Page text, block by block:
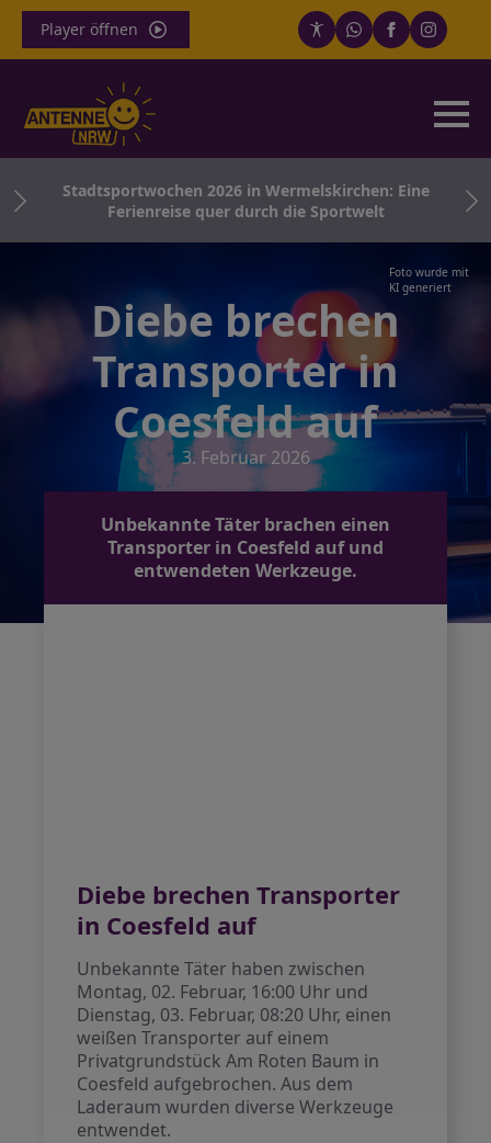
Player öffnen
Stadtsportwochen 2026 in Wermelskirchen: Eine
Ferienreise quer durch die Sportwelt
Foto wurde mit
KI generiert
Diebe brechen
Transporter in
Coesfeld auf
3. Februar 2026
Unbekannte Täter brachen einen
Transporter in Coesfeld auf und
entwendeten Werkzeuge.
Diebe brechen Transporter
in Coesfeld auf
Unbekannte Täter haben zwischen
Montag, 02. Februar, 16:00 Uhr und
Dienstag, 03. Februar, 08:20 Uhr, einen
weißen Transporter auf einem
Privatgrundstück Am Roten Baum in
Coesfeld aufgebrochen. Aus dem
Laderaum wurden diverse Werkzeuge
entwendet.